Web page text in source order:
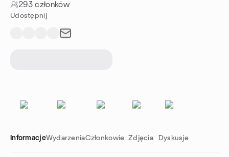
293 członków
Udostępnij
InformacjeWydarzeniaCzłonkowie Zdjęcia Dyskusje